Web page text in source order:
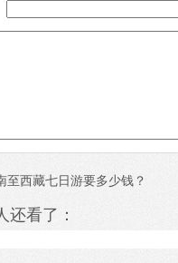
至西藏七日游要多少钱？
还看了：